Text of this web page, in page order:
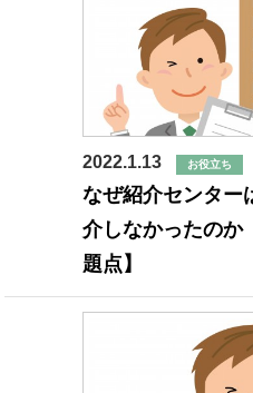
2022.1.13 お役立ち
なぜ紹介センター
介しなかったのか
題点】